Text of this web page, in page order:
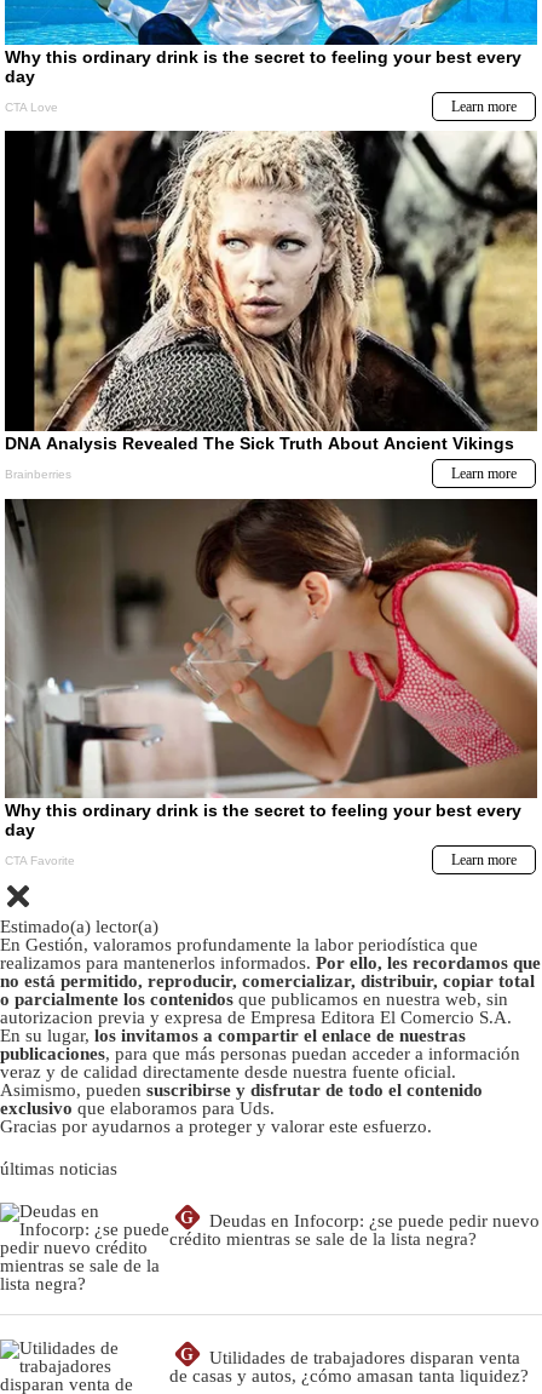
Estimado(a) lector(a)
En Gestión, valoramos profundamente la labor periodística que
realizamos para mantenerlos informados. Por ello, les recordamos que
no está permitido, reproducir, comercializar, distribuir, copiar total
o parcialmente los contenidos que publicamos en nuestra web, sin
autorizacion previa y expresa de Empresa Editora El Comercio S.A.
En su lugar, los invitamos a compartir el enlace de nuestras
publicaciones, para que más personas puedan acceder a información
veraz y de calidad directamente desde nuestra fuente oficial.
Asimismo, pueden suscribirse y disfrutar de todo el contenido
exclusivo que elaboramos para Uds.
Gracias por ayudarnos a proteger y valorar este esfuerzo.
últimas noticias
G
Deudas en Infocorp: ¿se puede pedir nuevo
crédito mientras se sale de la lista negra?
G
Utilidades de trabajadores disparan venta
de casas y autos, ¿cómo amasan tanta liquidez?